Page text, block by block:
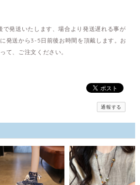
発送いたします、場合より発送遅れる事が
発送から3-5日前後お時間を頂戴します。お
て、ご注文ください。
通報する